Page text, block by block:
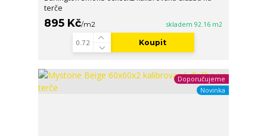
terče
895 Kč/m2 skladem 92.16 m2
Koupit
Doporučujeme
Novinka